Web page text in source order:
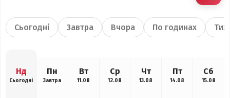
Сьогодні Завтра Вчора По годинах
Нд
Сьогодні
Пн
Завтра
Вт
11.08
Ср
12.08
Чт
13.08
Пт
14.08
Сб
15.08